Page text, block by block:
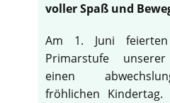
voller Spaß und
Am 1. Juni
Primarstufe
einen
fröhlichen Kindertag.